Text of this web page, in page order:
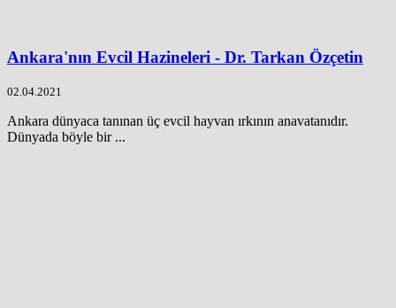
Ankara'nın Evcil Hazineleri - Dr. Tarkan Özçetin
02.04.2021
Ankara dünyaca tanınan üç evcil hayvan ırkının anavatanıdır.
Dünyada böyle bir ...